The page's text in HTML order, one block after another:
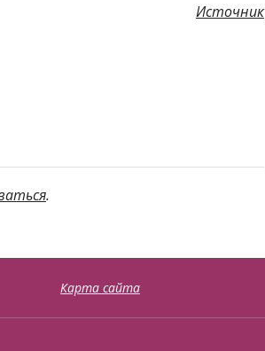
Источник
.
Карта сайта